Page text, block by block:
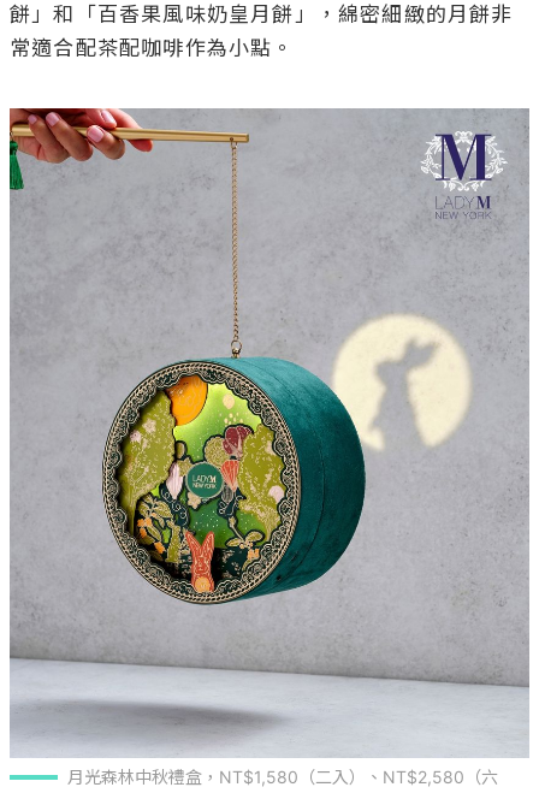
餅」和「百香果風味奶皇月餅」，綿密細緻的月餅非
常適合配茶配咖啡作為小點。
月光森林中秋禮盒，NT$1,580（二入）、NT$2,580（六